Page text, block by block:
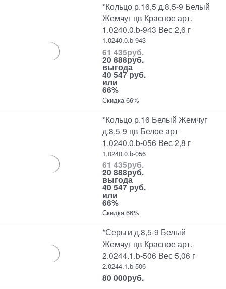
*Кольцо р.16,5 д.8,5-9 Белый
Жемчуг цв Красное арт.
1.0240.0.b-943 Вес 2,6 г
1.0240.0.b-943
61 435руб.
20 888руб.
выгода
40 547 руб.
или
66%
Скидка 66%
*Кольцо р.16 Белый Жемчуг
д.8,5-9 цв Белое арт
1.0240.0.b-056 Вес 2,8 г
1.0240.0.b-056
61 435руб.
20 888руб.
выгода
40 547 руб.
или
66%
Скидка 66%
*Серьги д.8,5-9 Белый
Жемчуг цв Красное арт.
2.0244.1.b-506 Вес 5,06 г
2.0244.1.b-506
80 000руб.